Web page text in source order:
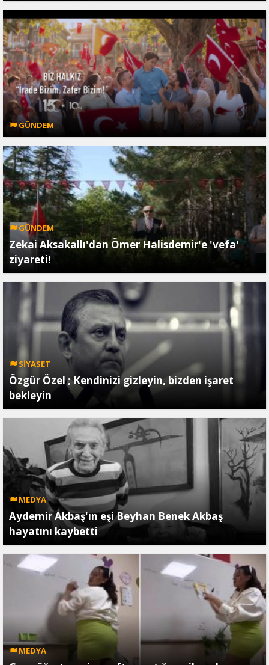
GÜNDEM
GÜNDEM
Zekai Aksakallı'dan Ömer Halisdemir'e 'vefa'
ziyareti!
SİYASET
Özgür Özel ; Kendinizi gizleyin, bizden işaret
bekleyin
MEDYA
Aydemir Akbaş'ın eşi Beyhan Benek Akbaş
hayatını kaybetti
MEDYA